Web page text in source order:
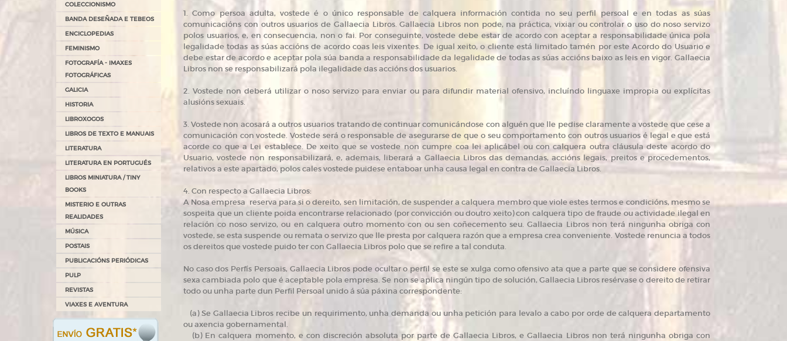
COLECCIONISMO
BANDA DESEÑADA E TEBEOS
ENCICLOPEDIAS
FEMINISMO
FOTOGRAFÍA - IMAXES
FOTOGRÁFICAS
GALICIA
HISTORIA
LIBROXOGOS
LIBROS DE TEXTO E MANUAIS
LITERATURA
LITERATURA EN PORTUGUÉS
LIBROS MINIATURA / TINY
BOOKS
MISTERIO E OUTRAS
REALIDADES
MÚSICA
POSTAIS
PUBLICACIÓNS PERIÓDICAS
PULP
REVISTAS
VIAXES E AVENTURA
1. Como persoa adulta, vostede é o único responsable de calquera información contida no seu perfil persoal e en todas as súas
comunicacións con outros usuarios de Gallaecia Libros. Gallaecia Libros non pode, na práctica, vixiar ou controlar o uso do noso servizo
polos usuarios, e, en consecuencia, non o fai. Por conseguinte, vostede debe estar de acordo con aceptar a responsabilidade única pola
legalidade todas as súas accións de acordo coas leis vixentes. De igual xeito, o cliente está limitado tamén por este Acordo do Usuario e
debe estar de acordo e aceptar pola súa banda a responsabilidade da legalidade de todas as súas accións baixo as leis en vigor. Gallaecia
Libros non se responsabilizará pola ilegalidade das accións dos usuarios.
2. Vostede non deberá utilizar o noso servizo para enviar ou para difundir material ofensivo, incluíndo linguaxe impropia ou explícitas
alusións sexuais.
3. Vostede non acosará a outros usuarios tratando de continuar comunicándose con alguén que lle pedise claramente a vostede que cese a
comunicación con vostede. Vostede será o responsable de asegurarse de que o seu comportamento con outros usuarios é legal e que está
acorde co que a Lei establece. De xeito que se vostede non cumpre coa lei aplicábel ou con calquera outra cláusula deste acordo do
Usuario, vostede non responsabilizará, e, ademais, liberará a Gallaecia Libros das demandas, accións legais, preitos e procedementos,
relativos a este apartado, polos cales vostede puidese entaboar unha causa legal en contra de Gallaecia Libros.
4. Con respecto a Gallaecia Libros:
A Nosa empresa reserva para si o dereito, sen limitación, de suspender a calquera membro que viole estes termos e condicións, mesmo se
sospeita que un cliente poida encontrarse relacionado (por convicción ou doutro xeito) con calquera tipo de fraude ou actividade ilegal en
relación co noso servizo, ou en calquera outro momento con ou sen coñecemento seu. Gallaecia Libros non terá ningunha obriga con
vostede, se esta suspende ou remata o servizo que lle presta por calquera razón que a empresa crea conveniente. Vostede renuncia a todos
os dereitos que vostede puido ter con Gallaecia Libros polo que se refire a tal conduta.
No caso dos Perfís Persoais, Gallaecia Libros pode ocultar o perfil se este se xulga como ofensivo ata que a parte que se considere ofensiva
sexa cambiada polo que é aceptable pola empresa. Se non se aplica ningún tipo de solución, Gallaecia Libros resérvase o dereito de retirar
todo ou unha parte dun Perfil Persoal unido á súa páxina correspondente:
(a) Se Gallaecia Libros recibe un requirimento, unha demanda ou unha petición para levalo a cabo por orde de calquera departamento
ou axencia gobernamental.
(b) En calquera momento, e con discreción absoluta por parte de Gallaecia Libros, e Gallaecia Libros non terá ningunha obriga con